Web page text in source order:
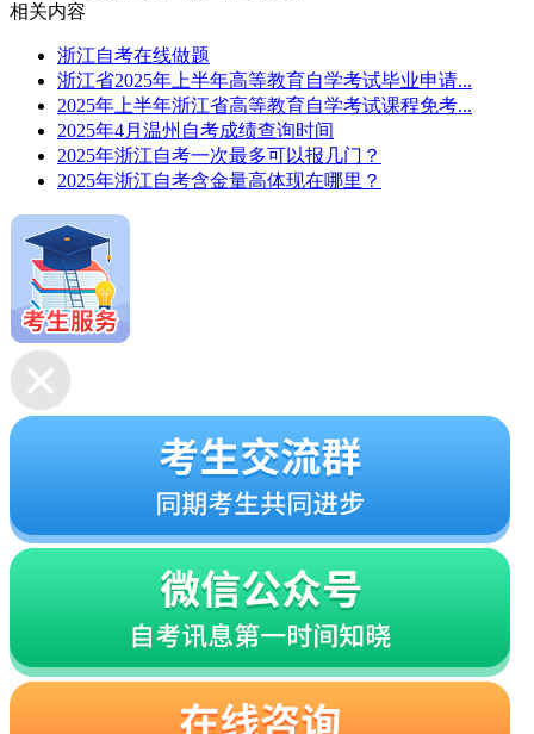
相关内容
浙江自考在线做题
浙江省2025年上半年高等教育自学考试毕业申请...
2025年上半年浙江省高等教育自学考试课程免考...
2025年4月温州自考成绩查询时间
2025年浙江自考一次最多可以报几门？
2025年浙江自考含金量高体现在哪里？